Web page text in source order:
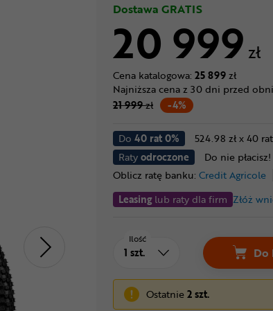
Dostawa GRATIS
20 999 zł
Cena katalogowa: 25 899zł
-4%
Najniższa cena z 30 dni przed
21 999zł
Do 40 rat 0%
524.98 zł x 40
Ratyodroczone
Do nie płacisz!
Oblicz ratę banku: Credit Agricole
Leasinglub raty dla firm Złóż
Ilość
Do
Ostatnie2 szt.